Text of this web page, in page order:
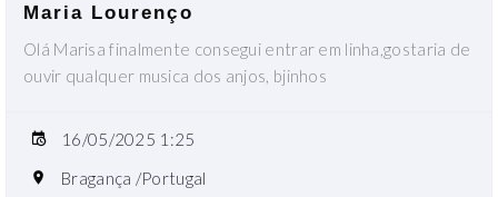
Maria Lourenço
Olá Marisa finalmente consegui entrar em linha,gostaria de
ouvir qualquer musica dos anjos, bjinhos
16/05/2025 1:25
Bragança /Portugal